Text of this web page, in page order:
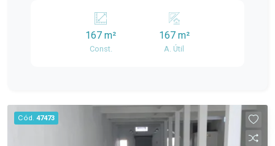
versátil, ideal para lojas, escritórios, clínicas e
Invista em um espaço com alto potencial
167 m²
Const.
167 m²
A. Útil
Cód. 47473